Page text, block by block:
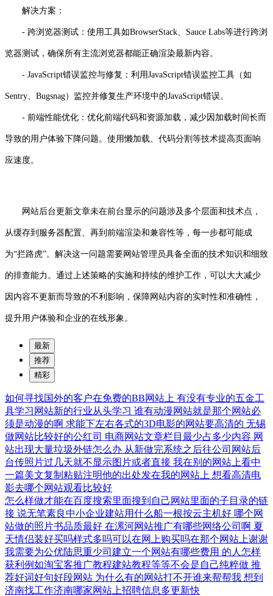
解决方案：
- 跨浏览器测试：使用工具如BrowserStack、Sauce Labs等进行跨浏
览器测试，确保所有主流浏览器都能正确渲染最新内容。
- JavaScript错误监控与修复：利用JavaScript错误监控工具（如
Sentry、Bugsnag）监控并修复生产环境中的JavaScript错误。
- 前端性能优化：优化前端代码和资源加载，减少因加载时间长而
导致的用户体验下降问题。使用懒加载、代码分割等技术提高页面响
应速度。
网站后台更新文章未在前台显示的问题涉及多个层面和技术点，
从缓存到服务器配置、再到前端渲染和兼容性等，每一步都可能成
为“拦路虎”。解决这一问题需要网站管理员具备全面的技术知识和细致
的排查能力。通过上述策略的实施和持续的维护工作，可以大大减少
因内容不更新而导致的不利影响，保障网站内容的实时性和准确性，
提升用户体验和企业的在线形象。
最新
推荐
精彩
如何寻找国外的客户在免费的BB网站上 有没有专业的五金工
具学习网站新的行业从头学习 谁有动漫网站就是那个网站必
须是动漫的啊 求能下左右各式的3D电影的网站要高清的 无锡
做网站比较好的公红司 电商网站文章栏目最少占多少内容 网
站出现大量垃圾外链怎么办 从新做完系统之后往公司网站后
台传照片过几天就不显示图片或者直接 我在别的网站上看中
一篇美文复制粘贴注明他的出处发在我的网站上 想看高清电
影去哪个网站观看比较好
怎么样做才能在百度搜索里面搜到自己网站里面的子目录的链
接 说无笔素良中小企业建站用什么船一根按云主机好 哪个网
站做的照片书品质最好 在漯河网站推广有哪些网络公司啊 夏
天情侣装好买吗样式多吗可以在网上购买吗在那个网站上谢谢
我需要为公优陆思重少司建立一个网站有哪些费用 的人怎样
获利例如淘宝客推广教程建站教程等等不会是自己纯粹做 推
荐好词好句好段网站 为什么有的网站打不开谁来帮帮我 想到
济南找工作济南哪家网站上招聘信息多更新快